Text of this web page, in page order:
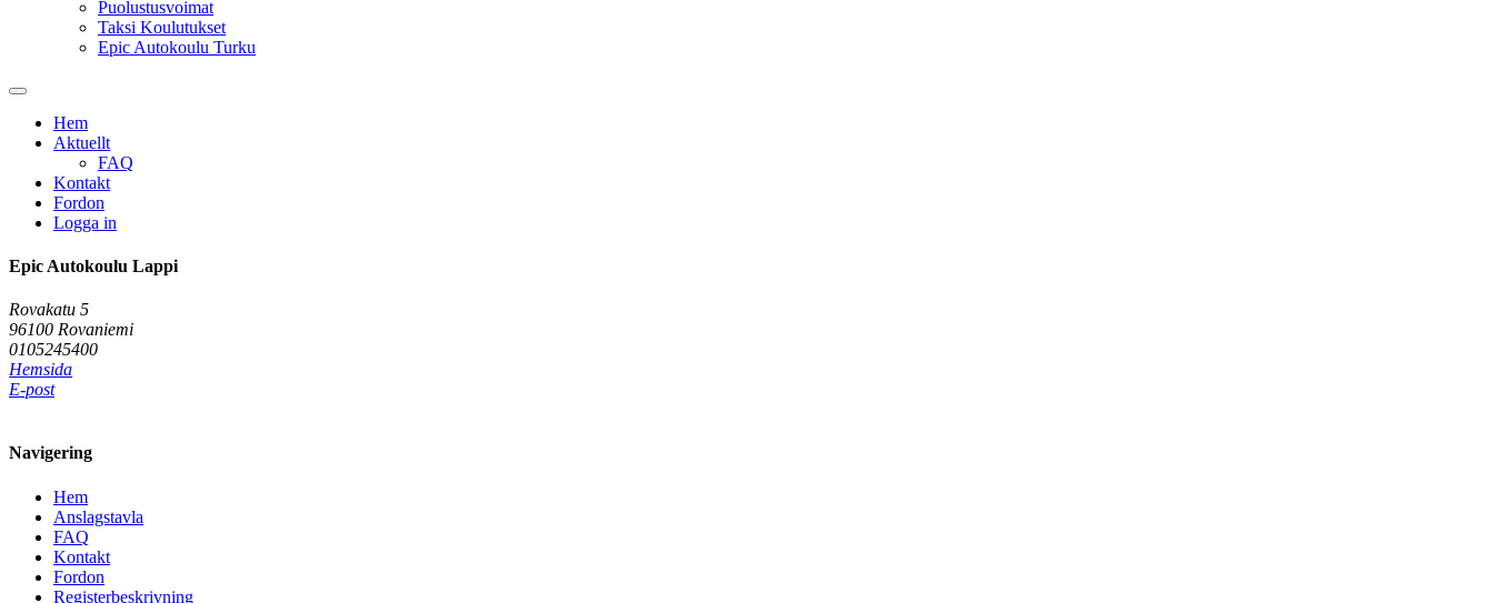
Puolustusvoimat
Taksi Koulutukset
Epic Autokoulu Turku
Hem
Aktuellt
FAQ
Kontakt
Fordon
Logga in
Epic Autokoulu Lappi
Rovakatu 5
96100 Rovaniemi
0105245400
Hemsida
E-post
Navigering
Hem
Anslagstavla
FAQ
Kontakt
Fordon
Registerbeskrivning